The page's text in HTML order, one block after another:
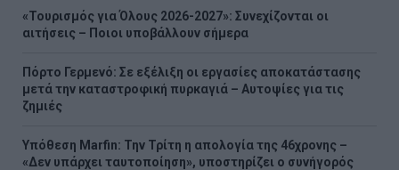
«Τουρισμός για Όλους 2026-2027»: Συνεχίζονται οι
αιτήσεις – Ποιοι υποβάλλουν σήμερα
Πόρτο Γερμενό: Σε εξέλιξη οι εργασίες αποκατάστασης
μετά την καταστροφική πυρκαγιά – Αυτοψίες για τις
ζημιές
Υπόθεση Marfin: Την Τρίτη η απολογία της 46χρονης –
«Δεν υπάρχει ταυτοποίηση», υποστηρίζει ο συνήγορός